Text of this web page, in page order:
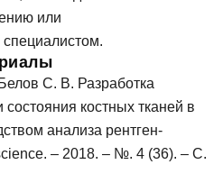
или
специалистом.
С. В. Разработка
состояния костных тканей в
анализа рентген-
– 2018. – №. 4 (36). – С.